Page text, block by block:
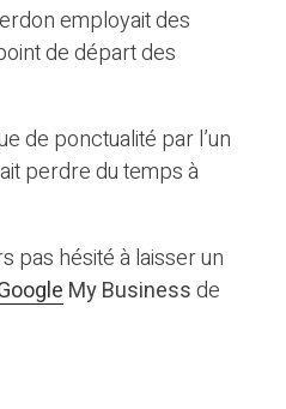
employait des
de départ des
de ponctualité par l’un
perdre du temps à
pas hésité à laisser un
My Businessde